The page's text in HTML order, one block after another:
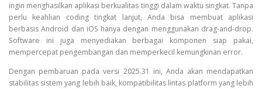
ingin menghasilkan aplikasi berkualitas tinggi dalam waktu singkat. Tanpa
perlu keahlian coding tingkat lanjut, Anda bisa membuat aplikasi
berbasis Android dan iOS hanya dengan menggunakan drag-and-drop.
Software ini juga menyediakan berbagai komponen siap pakai,
mempercepat pengembangan dan memperkecil kemungkinan error.
Dengan pembaruan pada versi 2025.31 ini, Anda akan mendapatkan
stabilitas sistem yang lebih baik, kompatibilitas lintas platform yang lebih